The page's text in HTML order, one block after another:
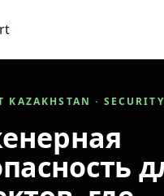
KAZAKHSTAN ·